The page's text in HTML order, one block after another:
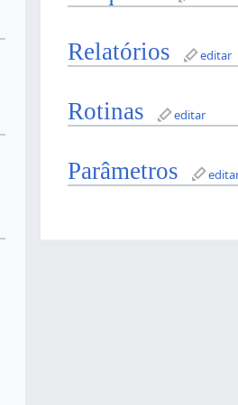
Relatórios editar
Rotinas editar
Parâmetros